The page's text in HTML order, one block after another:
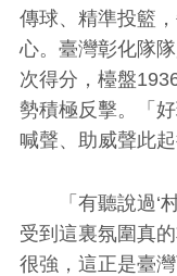
傳球、精準投籃
心。臺灣彰化隊
次得分，檯盤
勢積極反擊。「
喊聲、助威聲此起
「有聽說過‘村
受到這裏氛圍真
很強，這正是臺